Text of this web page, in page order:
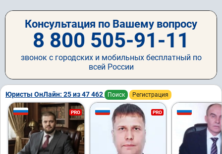
Консультация по Вашему вопросу
8 800 505-91-11
звонок с городских и мобильных бесплатный по
всей России
Юристы ОнЛайн: 25 из 47 462 Поиск Регистрация
PRO PRO